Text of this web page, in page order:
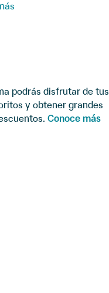
podrás disfrutar de tus
y obtener grandes
Conoce más